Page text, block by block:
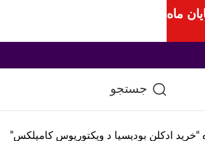
جستجو
ادکلن بودیسیا د ویکتوریوس کامپلکس”
ماه